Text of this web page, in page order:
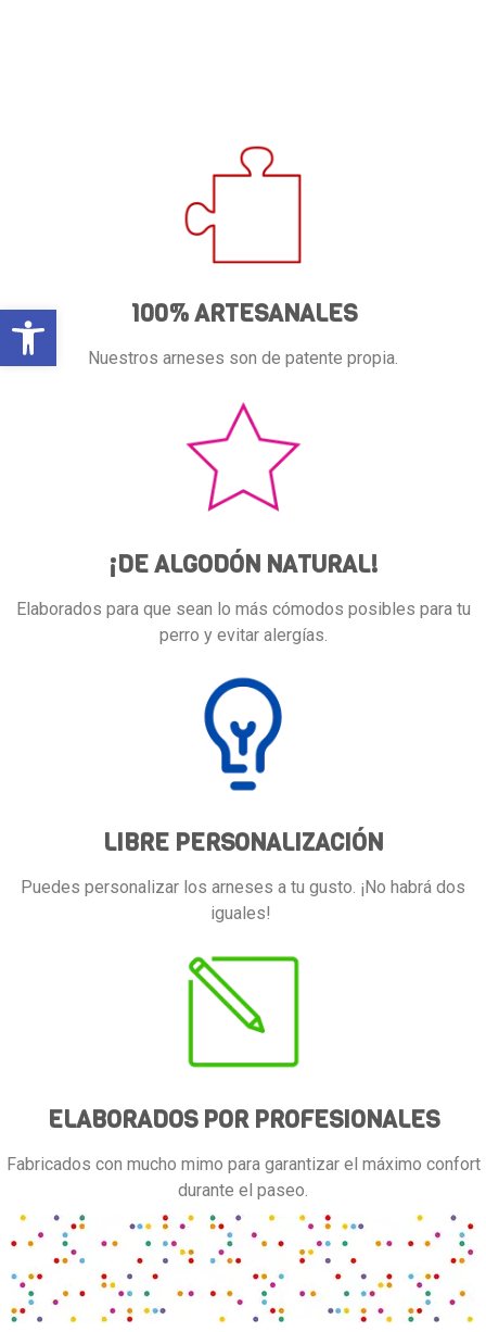
Abrir barra de herramientas100% ARTESANALES
Nuestros arneses son de patente propia.
¡DE ALGODÓN NATURAL!
Elaborados para que sean lo más cómodos posibles para tu
perro y evitar alergías.
LIBRE PERSONALIZACIÓN
Puedes personalizar los arneses a tu gusto. ¡No habrá dos
iguales!
ELABORADOS POR PROFESIONALES
Fabricados con mucho mimo para garantizar el máximo confort
durante el paseo.